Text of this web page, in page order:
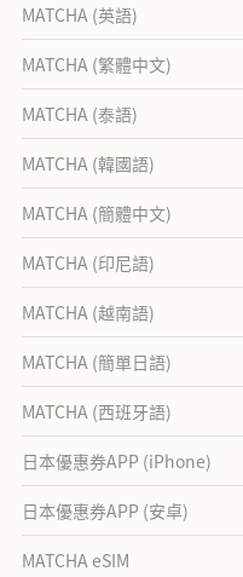
MATCHA (英語)
MATCHA (繁體中文)
MATCHA (泰語)
MATCHA (韓國語)
MATCHA (簡體中文)
MATCHA (印尼語)
MATCHA (越南語)
MATCHA (簡單日語)
MATCHA (西班牙語)
日本優惠券APP (iPhone)
日本優惠券APP (安卓)
MATCHA eSIM